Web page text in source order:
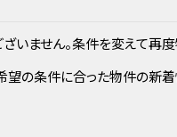
いません。条件を変えて再
望の条件に合った物件の新